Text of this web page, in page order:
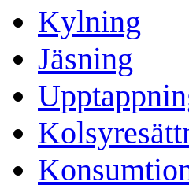
Kylning
Jäsning